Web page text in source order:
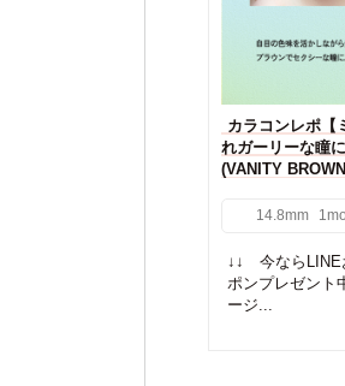
カラコンレポ【
れガーリーな瞳
(VANITY
14.8mm
↓↓ 今ならLINE
ポンプレゼン
ージ...